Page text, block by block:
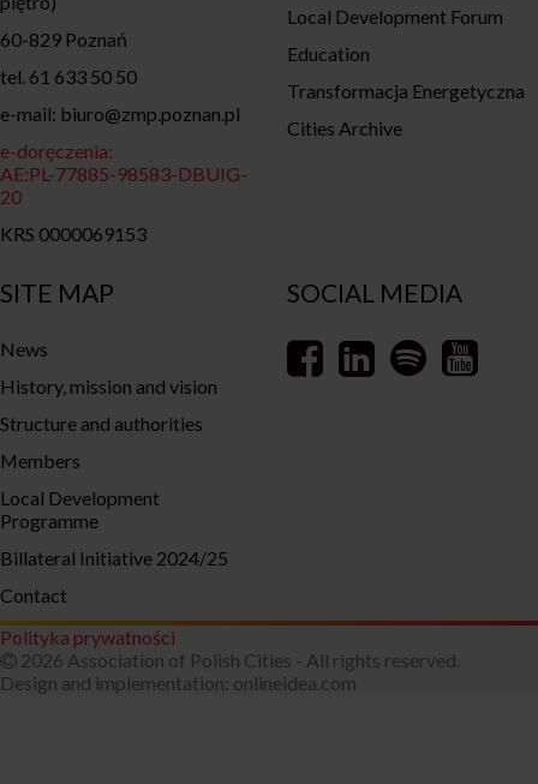
SITE MAP
News
History, mission and vision
Structure and authorities
Members
Local Development
Programme
Billateral Initiative 2024/25
Contact
60-829 Poznań
tel. 61 633 50 50
e-mail: biuro@zmp.poznan.pl
e-doręczenia:
AE:PL-77885-98583-DBUIG-
20
KRS 0000069153
Local Development Forum
Education
Transformacja Energetyczna
Cities Archive
SOCIAL MEDIA
Polityka prywatności
2026 Association of Polish Cities - All rights reserved.
Design and implementation: onlineidea.com